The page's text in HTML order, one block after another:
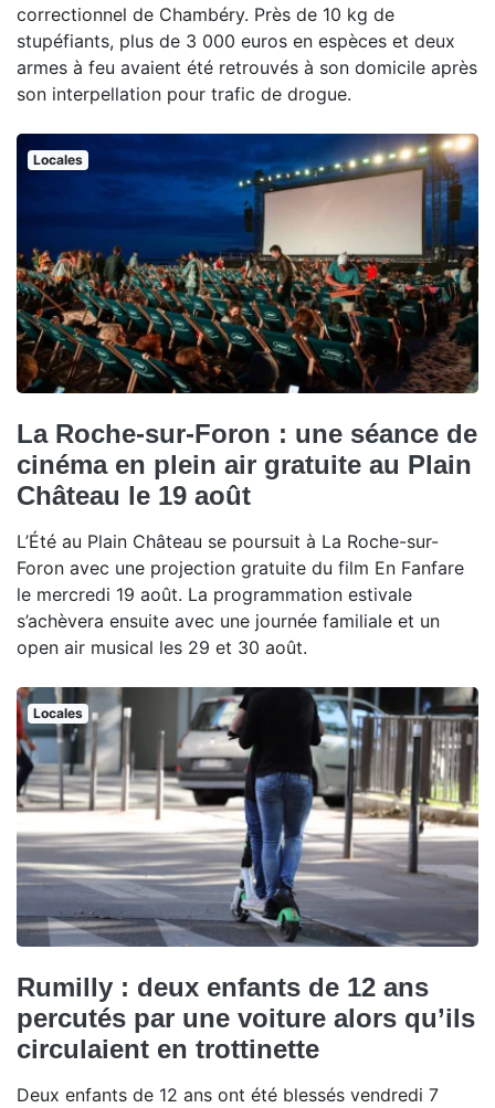
correctionnel de Chambéry. Près de 10 kg de
stupéfiants, plus de 3 000 euros en espèces et deux
armes à feu avaient été retrouvés à son domicile après
son interpellation pour trafic de drogue.
Locales
La Roche-sur-Foron : une séance de
cinéma en plein air gratuite au Plain
Château le 19 août
L’Été au Plain Château se poursuit à La Roche-sur-
Foron avec une projection gratuite du film En Fanfare
le mercredi 19 août. La programmation estivale
s’achèvera ensuite avec une journée familiale et un
open air musical les 29 et 30 août.
Locales
Rumilly : deux enfants de 12 ans
percutés par une voiture alors qu’ils
circulaient en trottinette
Deux enfants de 12 ans ont été blessés vendredi 7